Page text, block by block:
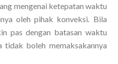
mengenai ketepatan waktu
oleh pihak konveksi. Bila
pas dengan batasan waktu
tidak boleh memaksakannya